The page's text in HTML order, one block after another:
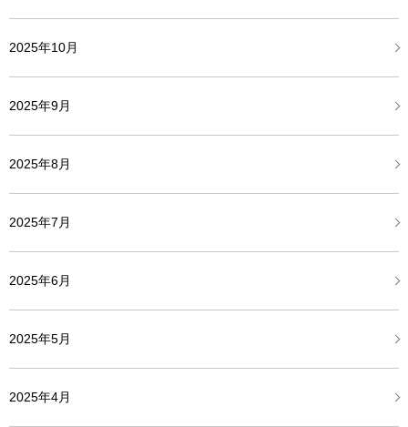
2025年10月
2025年9月
2025年8月
2025年7月
2025年6月
2025年5月
2025年4月